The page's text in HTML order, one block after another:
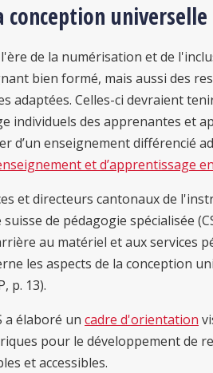
conception universelle
de la numérisation et de
bien formé, mais aussi des
adaptées. Celles-ci devraient
individuels des apprenantes et
d’un enseignement différencié
et d’apprentissage
et directeurs cantonaux de
de pédagogie spécialisée
au matériel et aux services
les aspects de la conception
p. 13).
a élaboré un cadre d'orientation
pour le développement de
et accessibles.